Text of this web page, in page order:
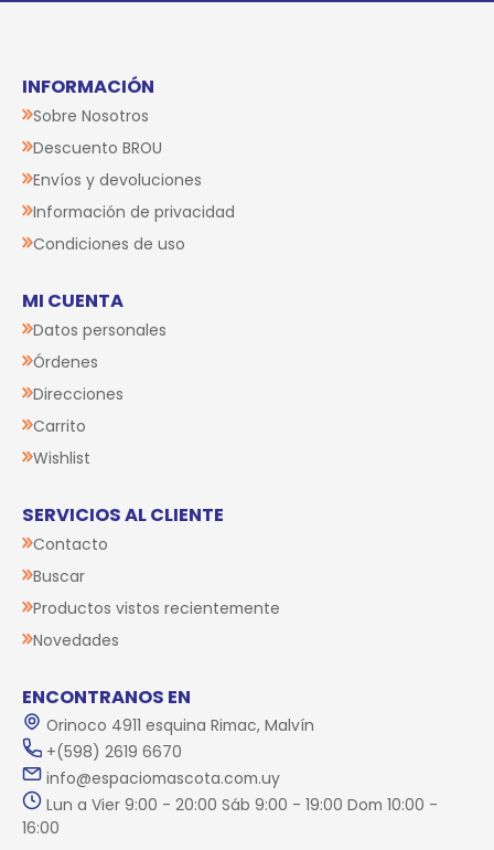
INFORMACIÓN
Sobre Nosotros
Descuento BROU
Envíos y devoluciones
Información de privacidad
Condiciones de uso
MI CUENTA
Datos personales
Órdenes
Direcciones
Carrito
Wishlist
SERVICIOS AL CLIENTE
Contacto
Buscar
Productos vistos recientemente
Novedades
ENCONTRANOS EN
Orinoco 4911 esquina Rimac, Malvín
+(598) 2619 6670
info@espaciomascota.com.uy
Lun a Vier 9:00 - 20:00 Sáb 9:00 - 19:00 Dom 10:00 -
16:00